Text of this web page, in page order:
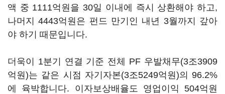
액 중 1111억원을 30일 이내에 즉시 상환해야 하고,
나머지 4443억원은 펀드 만기인 내년 3월까지 갚아
야 하기 때문입니다.
더욱이 1분기 연결 기준 전체 PF 우발채무(3조3909
억원)는 같은 시점 자기자본(3조5249억원)의 96.2%
에 육박합니다. 이자보상배율도 영업이익 504억원